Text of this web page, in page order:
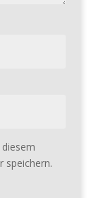
speichern.